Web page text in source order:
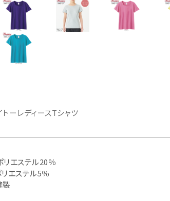
ーレディースTシャツ
エステル20％
エステル5％
製